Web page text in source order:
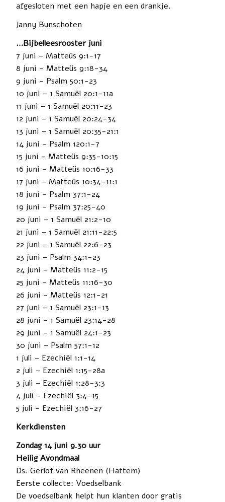
afgesloten met een hapje en een drankje.
Janny Bunschoten
…Bijbelleesrooster juni
7 juni – Matteüs 9:1-17
8 juni – Matteüs 9:18-34
9 juni – Psalm 50:1-23
10 juni – 1 Samuël 20:1-11a
11 juni – 1 Samuël 20:11-23
12 juni – 1 Samuël 20:24-34
13 juni – 1 Samuël 20:35-21:1
14 juni – Psalm 120:1-7
15 juni – Matteüs 9:35-10:15
16 juni – Matteüs 10:16-33
17 juni – Matteüs 10:34-11:1
18 juni – Psalm 37:1-24
19 juni – Psalm 37:25-40
20 juni – 1 Samuël 21:2-10
21 juni – 1 Samuël 21:11-22:5
22 juni – 1 Samuël 22:6-23
23 juni – Psalm 34:1-23
24 juni – Matteüs 11:2-15
25 juni – Matteüs 11:16-30
26 juni – Matteüs 12:1-21
27 juni – 1 Samuël 23:1-13
28 juni – 1 Samuël 23:14-28
29 juni – 1 Samuël 24:1-23
30 juni – Psalm 57:1-12
1 juli – Ezechiël 1:1-14
2 juli – Ezechiël 1:15-28a
3 juli – Ezechiël 1:28-3:3
4 juli – Ezechiël 3:4-15
5 juli – Ezechiël 3:16-27
Kerkdiensten
Zondag 14 juni 9.30 uur
Heilig Avondmaal
Ds. Gerlof van Rheenen (Hattem)
Eerste collecte: Voedselbank
De voedselbank helpt hun klanten door gratis